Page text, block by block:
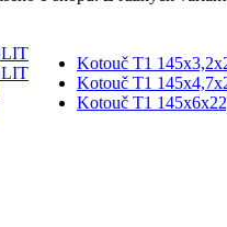
Kotouč T1
Kotouč T1
Kotouč T1